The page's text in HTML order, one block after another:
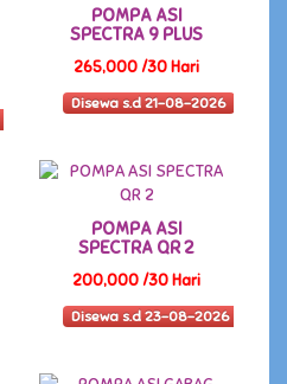
POMPA ASI
SPECTRA 9 PLUS
265,000 /30 Hari
Disewa s.d 21-08-2026
POMPA ASI
SPECTRA QR 2
200,000 /30 Hari
Disewa s.d 23-08-2026